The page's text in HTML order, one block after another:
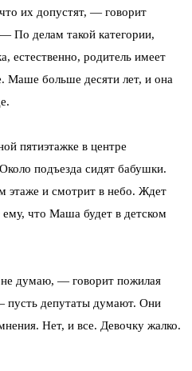
их допустят, — говорит
По делам такой категории,
естественно, родитель имеет
Маше больше десяти лет, и она
пятиэтажке в центре
подъезда сидят бабушки.
этаже и смотрит в небо. Ждет
что Маша будет в детском
думаю, — говорит пожилая
пусть депутаты думают. Они
Нет, и все. Девочку жалко.